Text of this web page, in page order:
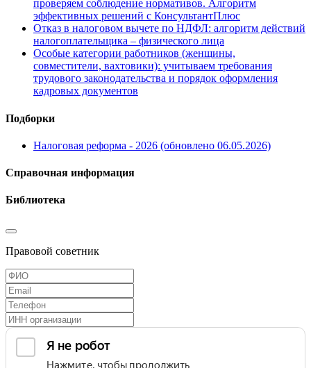
проверяем соблюдение нормативов. Алгоритм
эффективных решений с КонсультантПлюс
Отказ в налоговом вычете по НДФЛ: алгоритм действий
налогоплательщика – физического лица
Особые категории работников (женщины,
совместители, вахтовики): учитываем требования
трудового законодательства и порядок оформления
кадровых документов
Подборки
Налоговая реформа - 2026 (обновлено 06.05.2026)
Справочная информация
Библиотека
Правовой советник